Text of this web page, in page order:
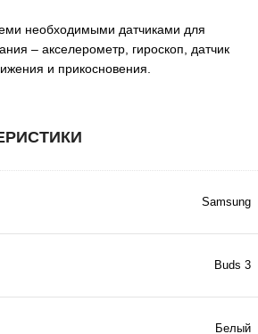
необходимыми датчиками для
– акселерометр, гироскоп, датчик
и прикосновения.
Samsung
Buds 3
Белый